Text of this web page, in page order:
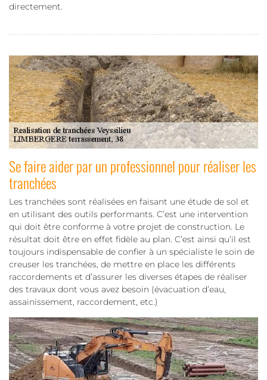
directement.
Se faire aider par un professionnel pour réaliser les
tranchées
Les tranchées sont réalisées en faisant une étude de sol et
en utilisant des outils performants. C’est une intervention
qui doit être conforme à votre projet de construction. Le
résultat doit être en effet fidèle au plan. C’est ainsi qu’il est
toujours indispensable de confier à un spécialiste le soin de
creuser les tranchées, de mettre en place les différents
raccordements et d’assurer les diverses étapes de réaliser
des travaux dont vous avez besoin (évacuation d’eau,
assainissement, raccordement, etc.)